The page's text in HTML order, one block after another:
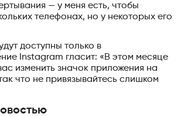
— у меня есть, чтобы
телефонах, но у некоторых его
доступны только в
Instagram гласит: «В этом месяце
изменить значок приложения на
что не привязывайтесь слишком